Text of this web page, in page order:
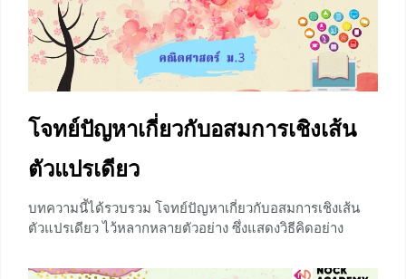
ของข้อมูล เป็นการหาค่ากลางมาเป็นตัวแทนของข้อมูลแต่ละ
ชุด ซึ่งมีวิธีการหาได้หลายวิธีที่นิยมกัน ได้แก่ ค่าเฉลี่ย
เลขคณิต มัธยฐาน ฐานนิยม ค่าเฉลี่ยเลขคณิต (Arithmetic
+2
โจทย์ปัญหาเกี่ยวกับอสมการเชิงเส้น
ตัวแปรเดียว
บทความนี้ได้รวบรวม โจทย์ปัญหาเกี่ยวกับอสมการเชิงเส้น
ตัวแปรเดียว ไว้หลากหลายตัวอย่าง ซึ่งแสดงวิธีคิดอย่าง
เรียนรู้การแก้อโจทย์ปัญหาเกี่ยวกับอสมการเชิงเส้นตัวแปร